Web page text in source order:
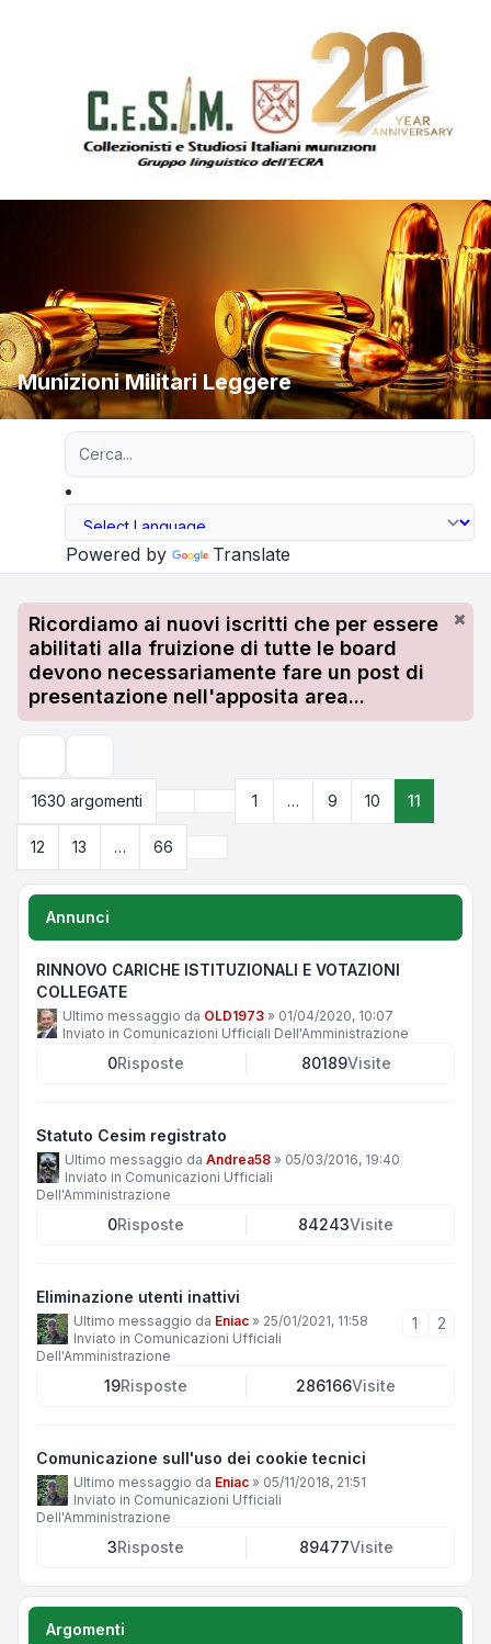
Munizioni Militari Leggere
Powered by Translate
Ricordiamo ai nuovi iscritti che per essere
abilitati alla fruizione di tutte le board
devono necessariamente fare un post di
presentazione nell'apposita area...
1630 argomenti
Pagina11 di
Precedente
1 … 9 10 11
12 13 … 66
Annunci
RINNOVO CARICHE ISTITUZIONALI E VOTAZIONI
COLLEGATE
Ultimo messaggio da OLD1973 » 01/04/2020, 10:07
Inviato in Comunicazioni Ufficiali Dell'Amministrazione
0Risposte 80189Visite
Statuto Cesim registrato
Ultimo messaggio da Andrea58 » 05/03/2016, 19:40
Inviato in Comunicazioni Ufficiali
Dell'Amministrazione
0Risposte 84243Visite
Eliminazione utenti inattivi
Ultimo messaggio da Eniac » 25/01/2021, 11:58
Inviato in Comunicazioni Ufficiali
Dell'Amministrazione
1 2
19Risposte 286166Visite
Comunicazione sull'uso dei cookie tecnici
Ultimo messaggio da Eniac » 05/11/2018, 21:51
Inviato in Comunicazioni Ufficiali
Dell'Amministrazione
3Risposte 89477Visite
Argomenti